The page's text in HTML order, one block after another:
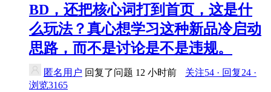
BD，还把核心词打到首页，这是什
么玩法？真心想学习这种新品冷启动
思路，而不是讨论是不是违规。
匿名用户 回复了问题 12 小时前
关注54 · 回复24 ·
浏览3165